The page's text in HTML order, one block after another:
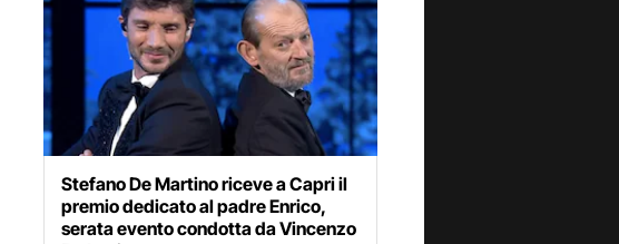
Stefano De Martino riceve a Capri il
premio dedicato al padre Enrico,
serata evento condotta da Vincenzo